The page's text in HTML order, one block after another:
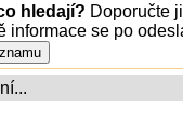
hledají? Doporučte
informace se po